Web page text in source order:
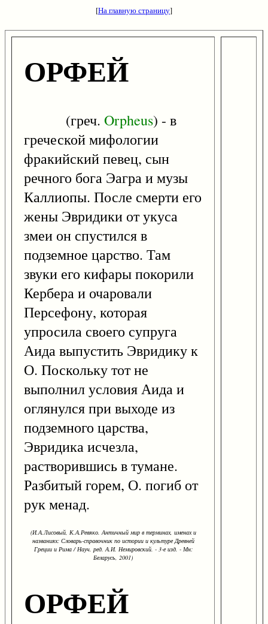
[На главную страницу]
ОРФЕЙ
(греч. Orpheus) - в
греческой мифологии
фракийский певец, сын
речного бога Эагра и музы
Каллиопы. После смерти его
жены Эвридики от укуса
змеи он спустился в
подземное царство. Там
звуки его кифары покорили
Кербера и очаровали
Персефону, которая
упросила своего супруга
Аида выпустить Эвридику к
О. Поскольку тот не
выполнил условия Аида и
оглянулся при выходе из
подземного царства,
Эвридика исчезла,
растворившись в тумане.
Разбитый горем, О. погиб от
рук менад.
(И.А.Лисовый, К.А.Ревяко. Античный мир в терминах, именах и
названиях: Словарь-справочник по истории и культуре Древней
Греции и Рима / Науч. ред. А.И. Немировский. - 3-е изд. - Мн:
Беларусь, 2001)
ОРФЕЙ